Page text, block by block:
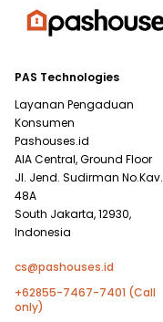
PAS Technologies
Layanan Pengaduan
Konsumen
Pashouses.id
AIA Central, Ground Floor
Jl. Jend. Sudirman No.Kav.
48A
South Jakarta, 12930,
Indonesia
cs@pashouses.id
+62855-7467-7401 (Call
only)